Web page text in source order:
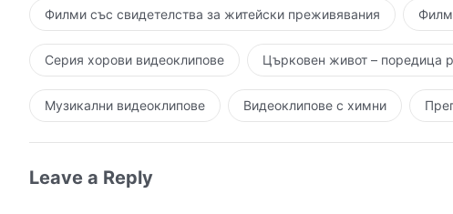
Филми със свидетелства за житейски преживявания
Серия хорови видеоклипове Църковен живот – поредица
Музикални видеоклипове Видеоклипове с химни
Leave a Reply